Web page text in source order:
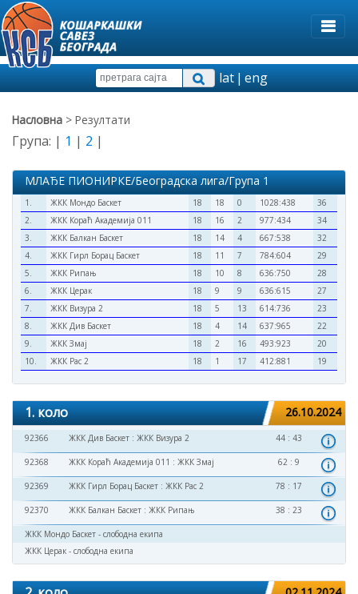
lat|eng
Насловна > Резултати
Група: | 1 | 2 |
МЛАЂЕ ПИОНИРКЕ/Београдска лига/Група 1
1. ЖКК Мондо Баскет 18 18 0 1028:438
36
2.
ЖКК Кораћ Академија 011 18 16 2 977:434
34
3.
ЖКК Балкан Баскет 18 14 4 667:538
32
4.
ЖКК Гирл Борац Баскет 18 11 7 784:604
29
5.
ЖКК Рипањ 18 10 8 636:750
28
6.
ЖКК Церак 18 9 9 636:615
27
7.
ЖКК Визура 2 18 5 13 614:736
23
8.
ЖКК Див Баскет 18 4 14 637:965
22
9.
ЖКК Змај 18 2 16 493:923
20
10.
ЖКК Рас 2 18 1 17 412:881 19
1. коло 26.10.2024
92366 ЖКК Див Баскет : ЖКК Визура 2 44 : 43
92368 ЖКК Кораћ Академија 011 : ЖКК Змај 62 : 9
92369 ЖКК Гирл Борац Баскет : ЖКК Рас 2 78 : 17
92370 ЖКК Балкан Баскет : ЖКК Рипањ 38 : 23
ЖКК Мондо Баскет - слободна екипа
ЖКК Церак - слободна екипа